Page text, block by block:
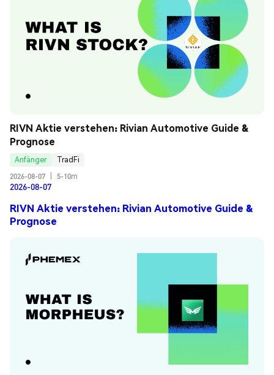
RIVN Aktie verstehen: Rivian Automotive Guide &
Prognose
Anfänger
TradFi
2026-08-07
5-10m
2026-08-07
RIVN Aktie verstehen: Rivian Automotive Guide &
Prognose